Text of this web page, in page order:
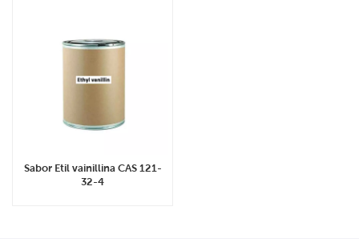
Sabor Etil vainillina CAS 121-
32-4